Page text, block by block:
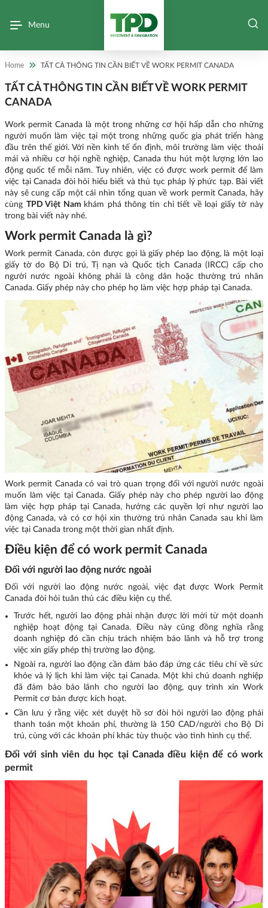
Menu
Home TẤT CẢ THÔNG TIN CẦN BIẾT VỀ WORK PERMIT CANADA
TẤT CẢ THÔNG TIN CẦN BIẾT VỀ WORK PERMIT
CANADA
Work permit Canada là một trong những cơ hội hấp dẫn cho những
người muốn làm việc tại một trong những quốc gia phát triển hàng
đầu trên thế giới. Với nền kinh tế ổn định, môi trường làm việc thoải
mái và nhiều cơ hội nghề nghiệp, Canada thu hút một lượng lớn lao
động quốc tế mỗi năm. Tuy nhiên, việc có được work permit để làm
việc tại Canada đòi hỏi hiểu biết và thủ tục pháp lý phức tạp. Bài viết
này sẽ cung cấp một cái nhìn tổng quan về work permit Canada, hãy
cùng TPD Việt Nam khám phá thông tin chi tiết về loại giấy tờ này
trong bài viết này nhé.
Work permit Canada là gì?
Work permit Canada, còn được gọi là giấy phép lao động, là một loại
giấy tờ do Bộ Di trú, Tị nạn và Quốc tịch Canada (IRCC) cấp cho
người nước ngoài không phải là công dân hoặc thường trú nhân
Canada. Giấy phép này cho phép họ làm việc hợp pháp tại Canada.
Work permit Canada có vai trò quan trọng đối với người nước ngoài
muốn làm việc tại Canada. Giấy phép này cho phép người lao động
làm việc hợp pháp tại Canada, hưởng các quyền lợi như người lao
động Canada, và có cơ hội xin thường trú nhân Canada sau khi làm
việc tại Canada trong một thời gian nhất định.
Điều kiện để có work permit Canada
Đối với người lao động nước ngoài
Đối với người lao động nước ngoài, việc đạt được Work Permit
Canada đòi hỏi tuân thủ các điều kiện cụ thể.
Trước hết, người lao động phải nhận được lời mời từ một doanh
nghiệp hoạt động tại Canada. Điều này cũng đồng nghĩa rằng
doanh nghiệp đó cần chịu trách nhiệm bảo lãnh và hỗ trợ trong
việc xin giấy phép thị trường lao động.
Ngoài ra, người lao động cần đảm bảo đáp ứng các tiêu chí về sức
khỏe và lý lịch khi làm việc tại Canada. Một khi chủ doanh nghiệp
đã đảm bảo bảo lãnh cho người lao động, quy trình xin Work
Permit cơ bản được kích hoạt.
Cần lưu ý rằng việc xét duyệt hồ sơ đòi hỏi người lao động phải
thanh toán một khoản phí, thường là 150 CAD/người cho Bộ Di
trú, cùng với các khoản phí khác tùy thuộc vào tình hình cụ thể.
Đối với sinh viên du học tại Canada điều kiện để có work
permit